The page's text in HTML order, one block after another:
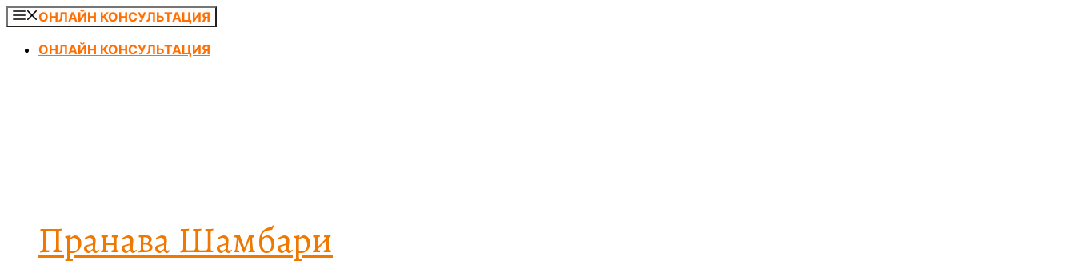
Перейти
содержимому
ОНЛАЙН КОНСУЛЬТАЦИЯ
ОНЛАЙН КОНСУЛЬТАЦИЯ
Пранава Шамбари